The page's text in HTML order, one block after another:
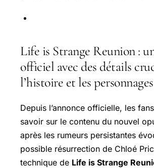
Life is Strange Reunion :
officiel avec des détails
l’histoire et les personnages
Depuis l’annonce officielle, les
savoir sur le contenu du nouvel
après les rumeurs persistantes
possible résurrection de Chloé
technique de Life is Strange